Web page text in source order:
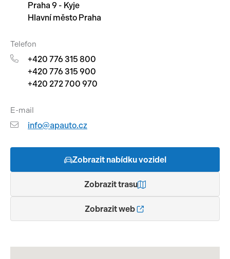
Praha 9 - Kyje
Hlavní město Praha
Telefon
+420 776 315 800
+420 776 315 900
+420 272 700 970
E-mail
info@apauto.cz
Zobrazit nabídku vozidel
Zobrazit trasu
Zobrazit web